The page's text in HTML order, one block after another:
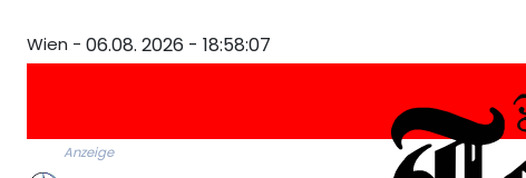
Wien - 06.08. 2026 - 18:58:07
Anzeige